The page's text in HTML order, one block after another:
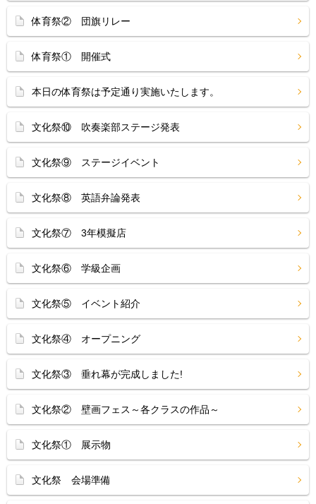
体育祭② 団旗リレー
体育祭① 開催式
本日の体育祭は予定通り実施いたします。
文化祭⑩ 吹奏楽部ステージ発表
文化祭⑨ ステージイベント
文化祭⑧ 英語弁論発表
文化祭⑦ 3年模擬店
文化祭⑥ 学級企画
文化祭⑤ イベント紹介
文化祭④ オープニング
文化祭③ 垂れ幕が完成しました!
文化祭② 壁画フェス～各クラスの作品～
文化祭① 展示物
文化祭 会場準備